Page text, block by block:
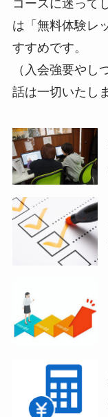
コースに迷って
は「無料体験レ
すすめです。
（入会強要やし
話は一切いたし